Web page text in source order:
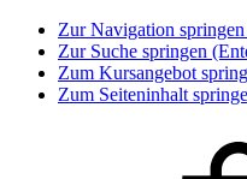
Zur Navigation
Zur Suche springen
Zum Kursangebot
Zum Seiteninhalt